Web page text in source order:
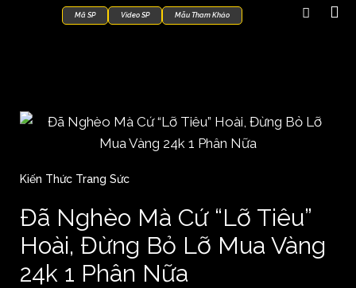
Mã SP Video SP Mẫu Tham Khảo
Kiến Thức Trang Sức
Đã Nghèo Mà Cứ “Lỡ Tiêu”
Hoài, Đừng Bỏ Lỡ Mua Vàng
24k 1 Phân Nữa